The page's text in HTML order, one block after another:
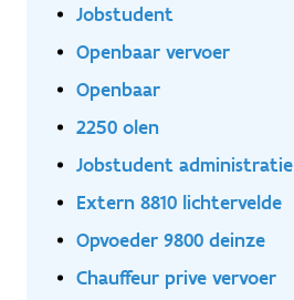
Jobstudent
Openbaar vervoer
Openbaar
2250 olen
Jobstudent administratie
Extern 8810 lichtervelde
Opvoeder 9800 deinze
Chauffeur prive vervoer